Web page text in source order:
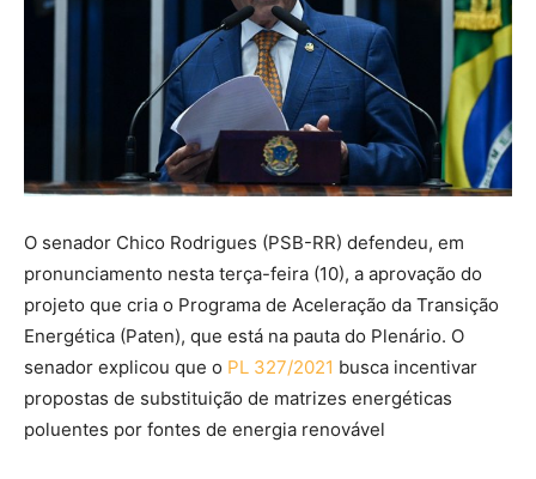
O senador Chico Rodrigues (PSB-RR) defendeu, em
pronunciamento nesta terça-feira (10), a aprovação do
projeto que cria o Programa de Aceleração da Transição
Energética (Paten), que está na pauta do Plenário. O
senador explicou que o PL 327/2021 busca incentivar
propostas de substituição de matrizes energéticas
poluentes por fontes de energia renovável